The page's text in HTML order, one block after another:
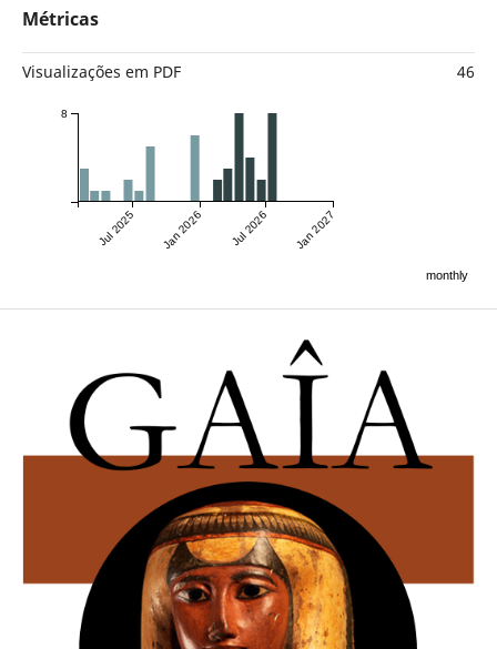
Métricas
Visualizações em PDF 46
Jul 2025 Jan 2026 Jul 2026 Jan 2027
8
monthly